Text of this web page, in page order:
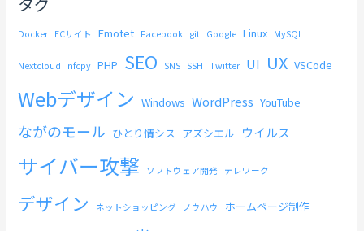
Docker ECサイト Emotet Facebook git Google Linux MySQL
Nextcloud nfcpy PHP SEO SNS SSH Twitter UI UX VSCode
Webデザイン Windows WordPress YouTube
ながのモール ひとり情シス アズシエル ウイルス
サイバー攻撃 ソフトウェア開発 テレワーク
デザイン ネットショッピング ノウハウ ホームページ制作